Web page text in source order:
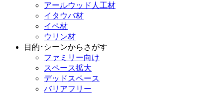
アールウッド人工材
イタウバ材
イペ材
ウリン材
目的･シーンからさがす
ファミリー向け
スペース拡大
デッドスペース
バリアフリー